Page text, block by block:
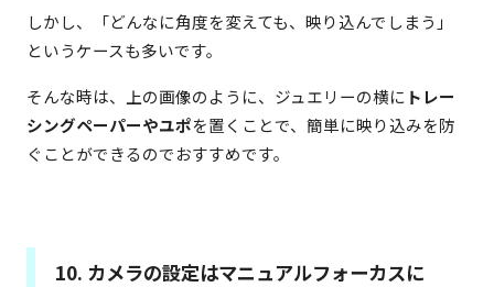
しかし、「どんなに角度を変えても、映り込んでしまう」
というケースも多いです。
そんな時は、上の画像のように、ジュエリーの横に トレー
シングペーパーやユポを置くことで、簡単に映り込みを防
ぐことができるのでおすすめです。
10. カメラの設定はマニュアルフォーカスに